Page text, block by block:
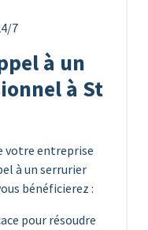
7
à un
à St
votre entreprise
à un serrurier
bénéficierez :
pour résoudre